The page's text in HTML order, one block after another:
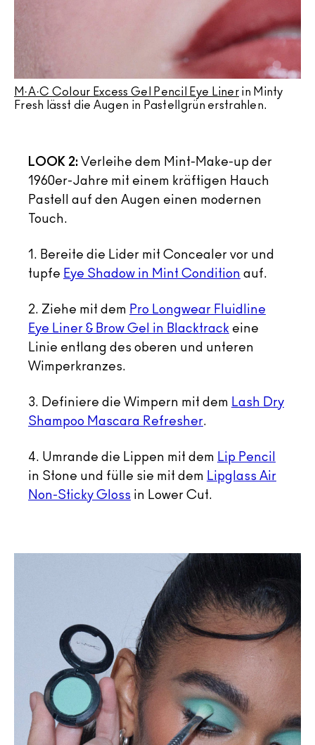
M·A·C Colour Excess Gel Pencil Eye Liner in Minty
Fresh lässt die Augen in Pastellgrün erstrahlen.
LOOK 2: Verleihe dem Mint-Make-up der
1960er-Jahre mit einem kräftigen Hauch
Pastell auf den Augen einen modernen
Touch.
1. Bereite die Lider mit Concealer vor und
tupfe Eye Shadow in Mint Condition auf.
2. Ziehe mit dem Pro Longwear Fluidline
Eye Liner & Brow Gel in Blacktrack eine
Linie entlang des oberen und unteren
Wimperkranzes.
3. Definiere die Wimpern mit dem Lash Dry
Shampoo Mascara Refresher.
4. Umrande die Lippen mit dem Lip Pencil
in Stone und fülle sie mit dem Lipglass Air
Non-Sticky Gloss in Lower Cut.